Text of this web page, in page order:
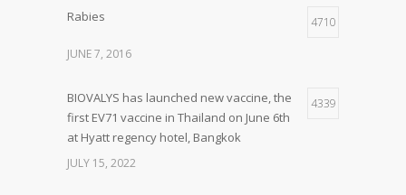
Rabies 4710
JUNE 7, 2016
BIOVALYS has launched new vaccine, the
first EV71 vaccine in Thailand on June 6th
at Hyatt regency hotel, Bangkok
4339
JULY 15, 2022